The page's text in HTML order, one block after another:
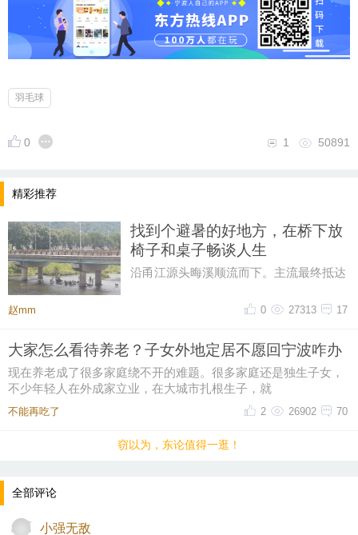
羽毛球
0 50891
1
精彩推荐
找到个避暑的好地方，在桥下放
椅子和桌子畅谈人生
沿甬江源头晦溪顺流而下。主流最终抵达
家水利风景区。由于“晦溪
赵mm 17
27313
0
大家怎么看待养老？子女外地定居不愿回宁波咋办
现在养老成了很多家庭绕不开的难题。很多家庭还是独生子女，
不少年轻人在外成家立业，在大城市扎根生子，就
不能再吃了 70
26902
2
窃以为，东论值得一逛！
全部评论
小强无敌